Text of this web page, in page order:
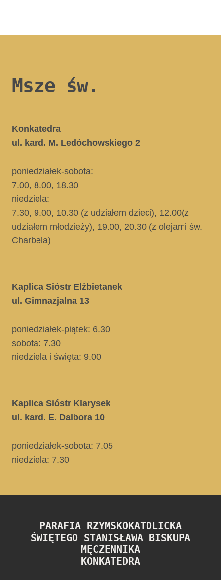
Msze św.
Konkatedra
ul. kard. M. Ledóchowskiego 2
poniedziałek-sobota:
7.00, 8.00, 18.30
niedziela:
7.30, 9.00, 10.30 (z udziałem dzieci), 12.00(z
udziałem młodzieży), 19.00, 20.30 (z olejami św.
Charbela)
Kaplica Sióstr Elżbietanek
ul. Gimnazjalna 13
poniedziałek-piątek: 6.30
sobota: 7.30
niedziela i święta: 9.00
Kaplica Sióstr Klarysek
ul. kard. E. Dalbora 10
poniedziałek-sobota: 7.05
niedziela: 7.30
PARAFIA RZYMSKOKATOLICKA
ŚWIĘTEGO STANISŁAWA BISKUPA
MĘCZENNIKA
KONKATEDRA